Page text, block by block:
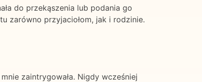
do przekąszenia lub podania go
zarówno przyjaciołom, jak i rodzinie.
zaintrygowała. Nigdy wcześniej